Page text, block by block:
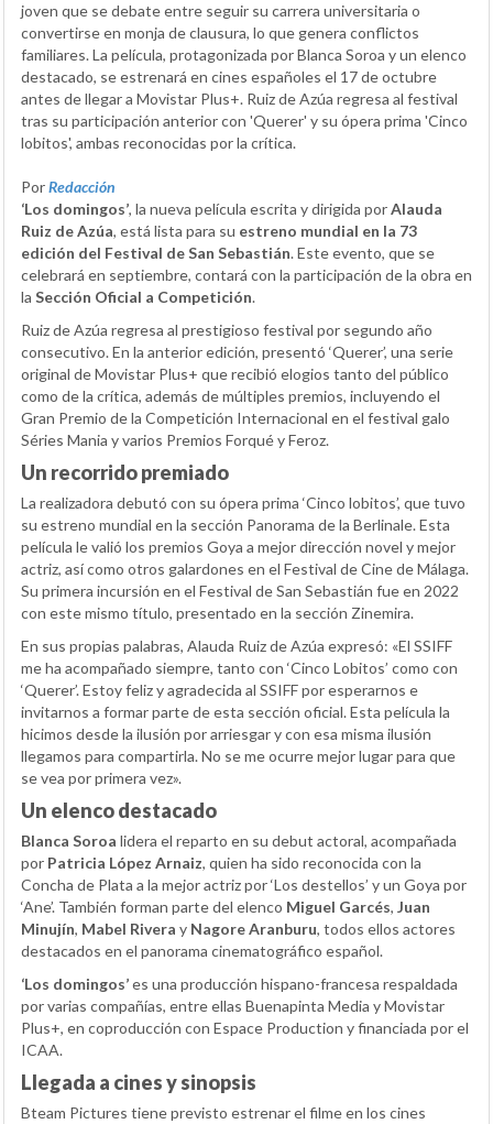
joven que se debate entre seguir su carrera universitaria o
convertirse en monja de clausura, lo que genera conflictos
familiares. La película, protagonizada por Blanca Soroa y un elenco
destacado, se estrenará en cines españoles el 17 de octubre
antes de llegar a Movistar Plus+. Ruiz de Azúa regresa al festival
tras su participación anterior con 'Querer' y su ópera prima 'Cinco
lobitos', ambas reconocidas por la crítica.
PorRedacción
‘Los domingos’, la nueva película escrita y dirigida porAlauda
Ruiz de Azúa, está lista para su estreno mundial en la 73
edición del Festival de San Sebastián. Este evento, que se
celebrará en septiembre, contará con la participación de la obra en
la Sección Oficial a Competición.
Ruiz de Azúa regresa al prestigioso festival por segundo año
consecutivo. En la anterior edición, presentó ‘Querer’, una serie
original de Movistar Plus+ que recibió elogios tanto del público
como de la crítica, además de múltiples premios, incluyendo el
Gran Premio de la Competición Internacional en el festival galo
Séries Mania y varios Premios Forqué y Feroz.
Un recorrido premiado
La realizadora debutó con su ópera prima ‘Cinco lobitos’, que tuvo
su estreno mundial en la sección Panorama de la Berlinale. Esta
película le valió los premios Goya a mejor dirección novel y mejor
actriz, así como otros galardones en el Festival de Cine de Málaga.
Su primera incursión en el Festival de San Sebastián fue en 2022
con este mismo título, presentado en la sección Zinemira.
En sus propias palabras, Alauda Ruiz de Azúa expresó: «El SSIFF
me ha acompañado siempre, tanto con ‘Cinco Lobitos’ como con
‘Querer’. Estoy feliz y agradecida al SSIFF por esperarnos e
invitarnos a formar parte de esta sección oficial. Esta película la
hicimos desde la ilusión por arriesgar y con esa misma ilusión
llegamos para compartirla. No se me ocurre mejor lugar para que
se vea por primera vez».
Un elenco destacado
Blanca Soroa lidera el reparto en su debut actoral, acompañada
por Patricia López Arnaiz, quien ha sido reconocida con la
Concha de Plata a la mejor actriz por ‘Los destellos’ y un Goya por
‘Ane’. También forman parte del elenco Miguel Garcés, Juan
Minujín, Mabel Rivera y Nagore Aranburu, todos ellos actores
destacados en el panorama cinematográfico español.
‘Los domingos’es una producción hispano-francesa respaldada
por varias compañías, entre ellas Buenapinta Media y Movistar
Plus+, en coproducción con Espace Production y financiada por el
ICAA.
Llegada a cines y sinopsis
Bteam Pictures tiene previsto estrenar el filme en los cines